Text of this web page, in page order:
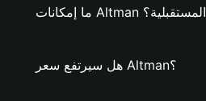
ما إمكانات Altman المستقبلية؟
هل سيرتفع سعر Altman؟